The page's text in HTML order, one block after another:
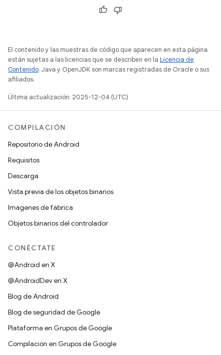
El contenido y las muestras de código que aparecen en esta página
están sujetas a las licencias que se describen en la Licencia de
Contenido. Java y OpenJDK son marcas registradas de Oracle o sus
afiliados.
Última actualización: 2025-12-04 (UTC)
COMPILACIÓN
Repositorio de Android
Requisitos
Descarga
Vista previa de los objetos binarios
Imágenes de fábrica
Objetos binarios del controlador
CONÉCTATE
@Android en X
@AndroidDev en X
Blog de Android
Blog de seguridad de Google
Plataforma en Grupos de Google
Compilación en Grupos de Google